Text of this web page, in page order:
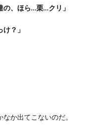
の、ほら…栗…クリ」
？」
か出てこないのだ。